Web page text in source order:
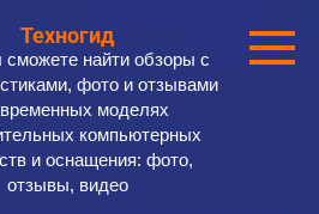
Техногид
найти обзоры с
фото и отзывами
моделях
компьютерных
и оснащения: фото,
отзывы, видео